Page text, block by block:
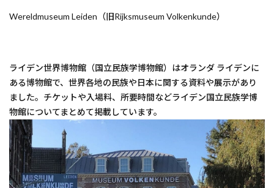
Wereldmuseum Leiden（旧Rijksmuseum Volkenkunde）
ライデン世界博物館（国立民族学博物館）はオランダ ライデンに
ある博物館で、世界各地の民族や日本に関する資料や展示があり
ました。チケットや入場料、所要時間などライデン国立民族学博
物館についてまとめて掲載しています。